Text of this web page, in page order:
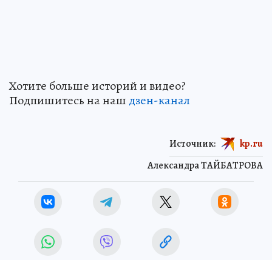
Хотите больше историй и видео?
Подпишитесь на наш дзен-канал
Александра ТАЙБАТРОВА
Источник: kp.ru